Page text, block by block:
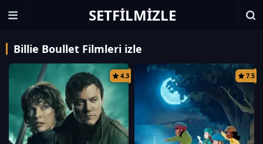
SETFILMIZLE
Billie Boullet Filmleri izle
4.3 7.5